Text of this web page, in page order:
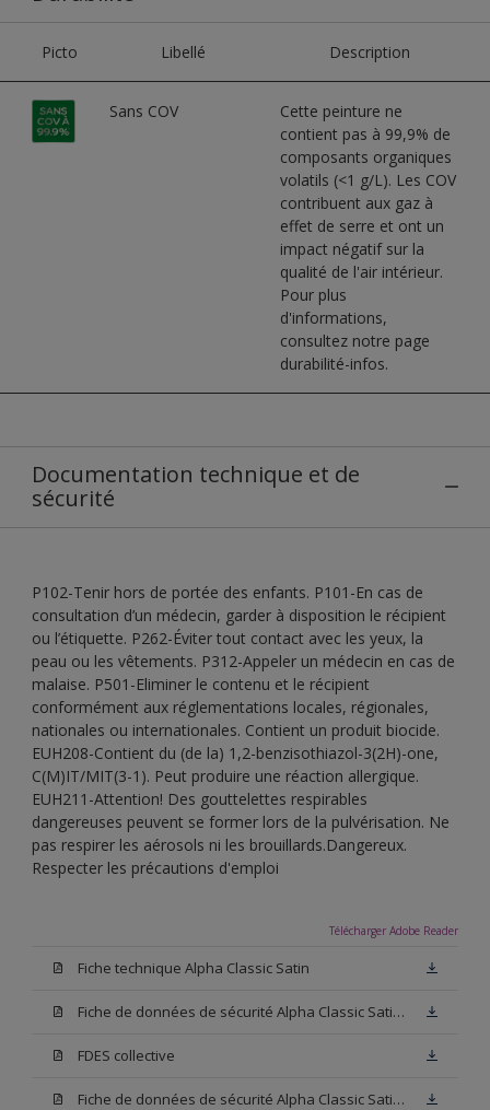
Picto Libellé Description
Sans COV
Cette peinture ne
contient pas à 99,9% de
composants organiques
volatils (<1 g/L). Les COV
contribuent aux gaz à
effet de serre et ont un
impact négatif sur la
qualité de l'air intérieur.
Pour plus
d'informations,
consultez notre page
durabilité-infos.
Documentation technique et de
sécurité
P102-Tenir hors de portée des enfants. P101-En cas de
consultation d’un médecin, garder à disposition le récipient
ou l’étiquette. P262-Éviter tout contact avec les yeux, la
peau ou les vêtements. P312-Appeler un médecin en cas de
malaise. P501-Eliminer le contenu et le récipient
conformément aux réglementations locales, régionales,
nationales ou internationales. Contient un produit biocide.
EUH208-Contient du (de la) 1,2-benzisothiazol-3(2H)-one,
C(M)IT/MIT(3-1). Peut produire une réaction allergique.
EUH211-Attention! Des gouttelettes respirables
dangereuses peuvent se former lors de la pulvérisation. Ne
pas respirer les aérosols ni les brouillards.Dangereux.
Respecter les précautions d'emploi
Télécharger Adobe Reader
Fiche technique Alpha Classic Satin
Fiche de données de sécurité Alpha Classic Satin Blanc
FDES collective
Fiche de données de sécurité Alpha Classic Satin Base W05